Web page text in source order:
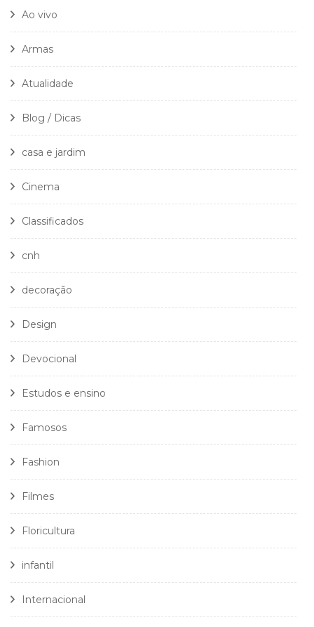
Ao vivo
Armas
Atualidade
Blog / Dicas
casa e jardim
Cinema
Classificados
cnh
decoração
Design
Devocional
Estudos e ensino
Famosos
Fashion
Filmes
Floricultura
infantil
Internacional